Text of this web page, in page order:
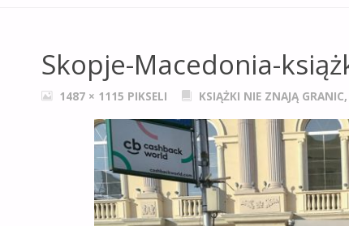
Skopje-Macedonia-
PEŁNY1487 × 1115 PIKSELI KSIĄŻKI NIE ZNAJĄ